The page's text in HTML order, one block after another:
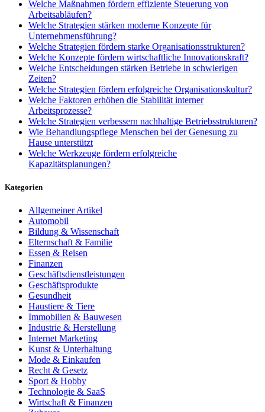
Welche Maßnahmen fördern effiziente Steuerung von
Arbeitsabläufen?
Welche Strategien stärken moderne Konzepte für
Unternehmensführung?
Welche Strategien fördern starke Organisationsstrukturen?
Welche Konzepte fördern wirtschaftliche Innovationskraft?
Welche Entscheidungen stärken Betriebe in schwierigen
Zeiten?
Welche Strategien fördern erfolgreiche Organisationskultur?
Welche Faktoren erhöhen die Stabilität interner
Arbeitsprozesse?
Welche Strategien verbessern nachhaltige Betriebsstrukturen?
Wie Behandlungspflege Menschen bei der Genesung zu
Hause unterstützt
Welche Werkzeuge fördern erfolgreiche
Kapazitätsplanungen?
Kategorien
Allgemeiner Artikel
Automobil
Bildung & Wissenschaft
Elternschaft & Familie
Essen & Reisen
Finanzen
Geschäftsdienstleistungen
Geschäftsprodukte
Gesundheit
Haustiere & Tiere
Immobilien & Bauwesen
Industrie & Herstellung
Internet Marketing
Kunst & Unterhaltung
Mode & Einkaufen
Recht & Gesetz
Sport & Hobby
Technologie & SaaS
Wirtschaft & Finanzen